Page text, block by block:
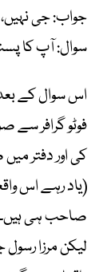
جواب: جی
سوال: آپ کا
اس سوال کے بعد
فوٹو گرافر سے
کی اور دفتر
(یاد رہے اس
صاحب ہی ہیں۔
لیکن مرزا